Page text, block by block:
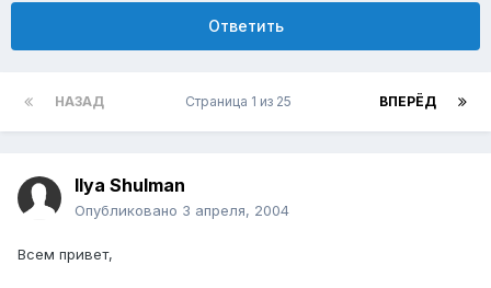
Ответить
НАЗАД ВПЕРЁД
Страница 1 из 25
Ilya Shulman
Опубликовано 3 апреля, 2004
Всем привет,